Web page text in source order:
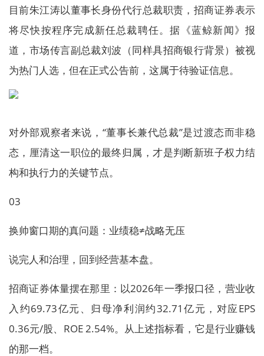
目前朱江涛以董事长身份代行总裁职责，招商证券表示
将尽快按程序完成新任总裁聘任。据《蓝鲸新闻》报
道，市场传言副总裁刘波（同样具招商银行背景）被视
为热门人选，但在正式公告前，这属于待验证信息。
对外部观察者来说，“董事长兼代总裁”是过渡态而非稳
态，厘清这一职位的最终归属，才是判断新班子权力结
构和执行力的关键节点。
03
换帅窗口期的真问题：业绩稳≠战略无压
说完人和治理，回到经营基本盘。
招商证券体量摆在那里：以2026年一季报口径，营业收
入约69.73亿元、归母净利润约32.71亿元，对应EPS
0.36元/股、ROE 2.54%。从上述指标看，它是行业赚钱
的那一档。